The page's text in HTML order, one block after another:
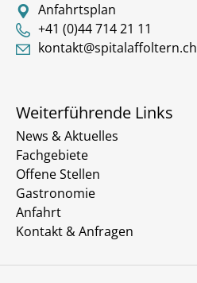
Anfahrtsplan
+41 (0)44 714 21 11
kontakt@spitalaffoltern.ch
Weiterführende Links
News & Aktuelles
Fachgebiete
Offene Stellen
Gastronomie
Anfahrt
Kontakt & Anfragen